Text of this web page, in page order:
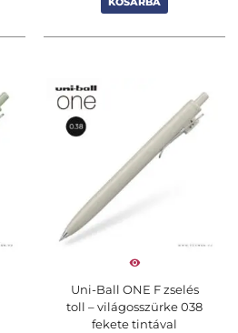
Uni-Ball ONE F zselés
toll – világosszürke 038
fekete tintával